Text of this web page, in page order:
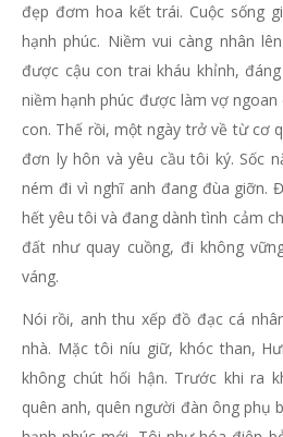
đẹp đơm hoa kết trái. Cuộc sống
hạnh phúc. Niềm vui càng nhân
được cậu con trai kháu khỉnh,
niềm hạnh phúc được làm vợ
con. Thế rồi, một ngày trở về từ cơ
đơn ly hôn và yêu cầu tôi ký. Sốc
ném đi vì nghĩ anh đang đùa giỡn.
hết yêu tôi và đang dành tình cảm
đất như quay cuồng, đi không
váng.
Nói rồi, anh thu xếp đồ đạc cá
nhà. Mặc tôi níu giữ, khóc than,
không chút hối hận. Trước khi ra
quên anh, quên người đàn ông phụ